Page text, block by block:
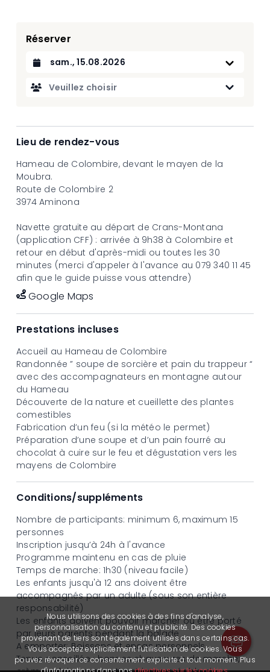
le fascinant loup d’Aminona au cœur de l'Ecomusée,
une véritable immersion dans la faune locale. Une
expérience inoubliable qui mêle nature,
gourmandise et émerveillement !
Dates
Dès 13 ans CHF 49.00
6-12 ans CHF 29.00
Réserver
Datum auswählen
Veuillez choisir
Lieu de rendez-vous
Hameau de Colombire, devant le mayen de la
Moubra.
Route de Colombire 2
3974 Aminona
Navette gratuite au départ de Crans-Montana
(application CFF) : arrivée à 9h38 à Colombire et
retour en début d'après-midi ou toutes les 30
minutes (merci d'appeler à l'avance au 079 340 11 45
afin que le guide puisse vous attendre)
Google Maps
Prestations incluses
Accueil au Hameau de Colombire
Randonnée ” soupe de sorcière et pain du trappeur “
avec des accompagnateurs en montagne autour
du Hameau
Découverte de la nature et cueillette des plantes
comestibles
Fabrication d’un feu (si la météo le permet)
Préparation d’une soupe et d’un pain fourré au
chocolat à cuire sur le feu et dégustation vers les
mayens de Colombire
Conditions/suppléments
Nombre de participants: minimum 6, maximum 15
personnes
Inscription jusqu’à 24h à l'avance
Programme maintenu en cas de pluie
Temps de marche: 1h30 (niveau facile)
Les enfants jusqu'à 12 ans doivent être
accompagnés par un adulte (sous son entière
responsabilité)
Les enfants doivent pouvoir marcher ou être porté
par leurs parents pendant la balade
A emporter: Boissons et encas personnels
Tenue conseillée : bonnes chaussures de marche,
Nous utilisons des cookies à des fins d'analyse,
personnalisation du contenu et publicité. Des cookies
provenant de tiers sont également utilisés dans certains cas.
Vous acceptez explicitement l'utilisation de cookies. Vous
pouvez révoquer ce consentement explicite à tout moment. Plus